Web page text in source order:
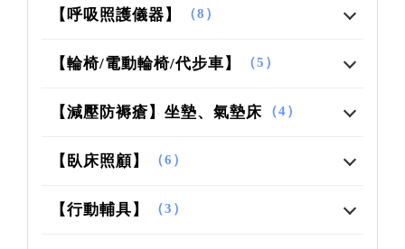
【呼吸照護儀器】 （8）
【輪椅/電動輪椅/代步車】 （5）
【減壓防褥瘡】坐墊、氣墊床 （4）
【臥床照顧】 （6）
【行動輔具】 （3）